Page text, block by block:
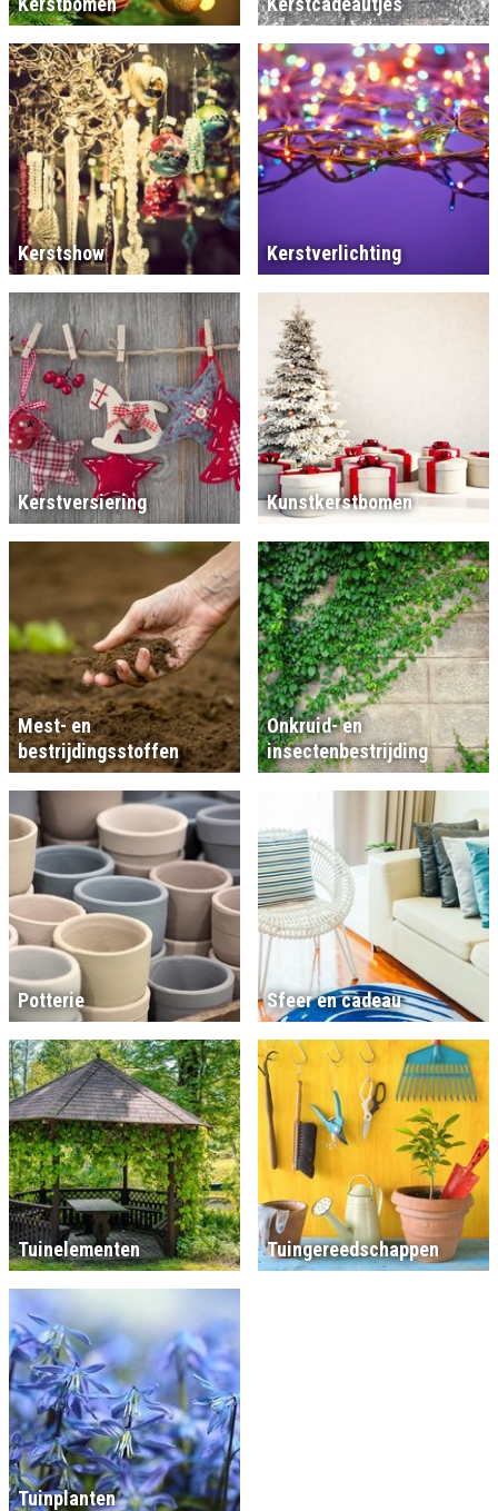
Kerstshow Kerstverlichting
Kerstversiering Kunstkerstbomen
Mest- en
bestrijdingsstoffen
Onkruid- en
insectenbestrijding
Potterie Sfeer en cadeau
Tuinelementen Tuingereedschappen
Tuinplanten